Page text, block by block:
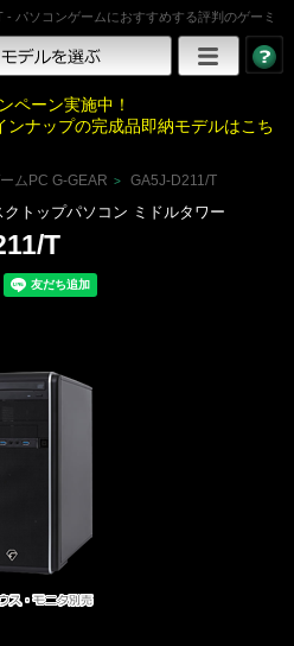
パソコンゲームにおすすめする評判のゲーミ
ペーン実施中！
ナップの完成品即納モデルはこち
ムPC G-GEAR > GA5J-D211/T
クトップパソコン ミドルタワー
T